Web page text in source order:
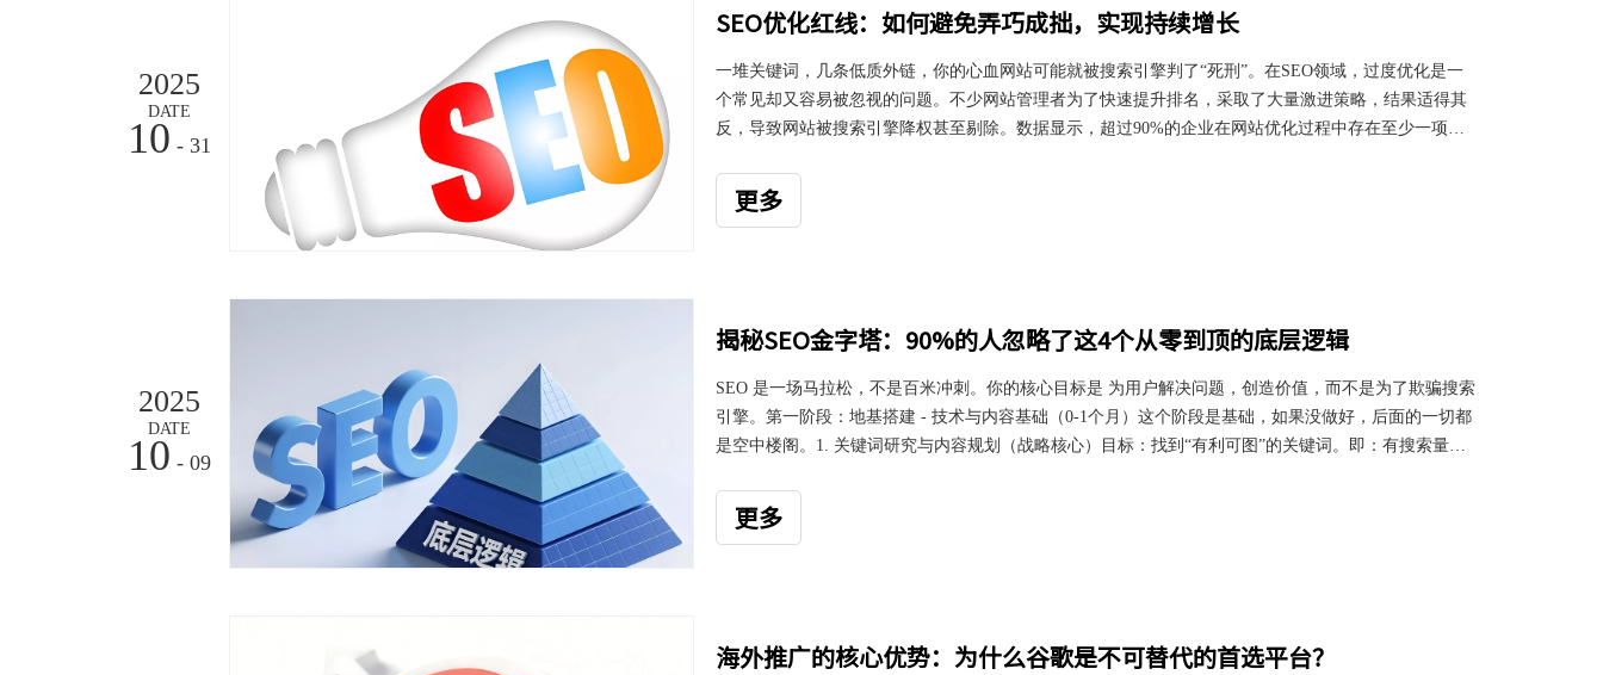
2025
DATE
10 - 31
SEO优化红线：如何避免弄巧成拙，实现持续增长
一堆关键词，几条低质外链，你的心血网站可能就被搜索引擎判了“死刑”。在SEO领域，过度优化是一
个常见却又容易被忽视的问题。不少网站管理者为了快速提升排名，采取了大量激进策略，结果适得其
反，导致网站被搜索引擎降权甚至剔除。数据显示，超过90%的企业在网站优化过程中存在至少一项逻
化，同时保持网站健康持续发展，已成为业界亟需解决的难题。
更多
2025
DATE
10 - 09
揭秘SEO金字塔：90%的人忽略了这4个从零到顶的底层逻辑
SEO 是一场马拉松，不是百米冲刺。你的核心目标是 为用户解决问题，创造价值，而不是为了欺骗搜索
引擎。第一阶段：地基搭建 - 技术与内容基础（0-1个月）这个阶段是基础，如果没做好，后面的一切都
是空中楼阁。1. 关键词研究与内容规划（战略核心）目标：找到“有利可图”的关键词。即：有搜索量、
垫”）。工具扩展：使用关键词工具（如 Google Keyword Planner, Ahrefs, SEMrush）扩展出大量相关词。
更多
海外推广的核心优势：为什么谷歌是不可替代的首选平台？